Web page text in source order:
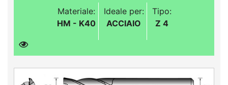
Materiale:
HM - K40
Ideale per:
ACCIAIO
Tipo:
Z 4